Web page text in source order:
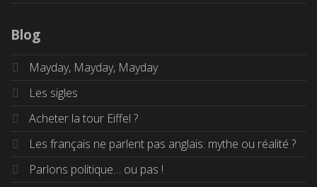
Blog
Mayday, Mayday, Mayday
Les sigles
Acheter la tour Eiffel ?
Les français ne parlent pas anglais: mythe ou réalité ?
Parlons politique… ou pas !